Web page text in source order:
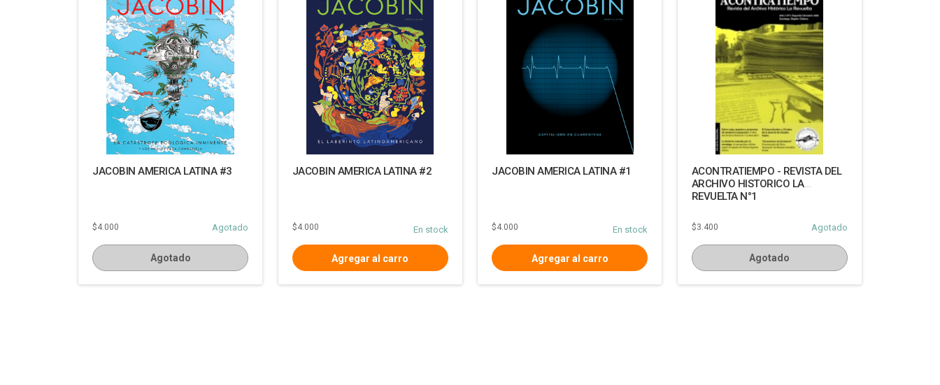
JACOBIN AMERICA LATINA #3
Agotado
$4.000
Agotado
JACOBIN AMERICA LATINA #2
En stock
$4.000
JACOBIN AMERICA LATINA #1
En stock
$4.000
ACONTRATIEMPO - REVISTA DEL
ARCHIVO HISTORICO LA
REVUELTA N°1
Agotado
$3.400
Agotado